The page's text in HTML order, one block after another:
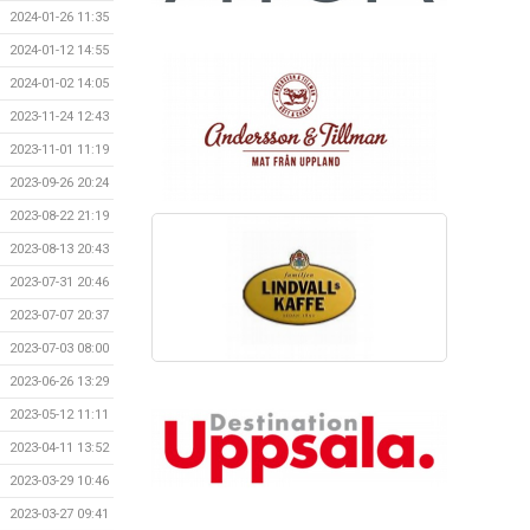
2024-01-26 11:35
2024-01-12 14:55
2024-01-02 14:05
2023-11-24 12:43
2023-11-01 11:19
2023-09-26 20:24
2023-08-22 21:19
2023-08-13 20:43
2023-07-31 20:46
2023-07-07 20:37
2023-07-03 08:00
2023-06-26 13:29
2023-05-12 11:11
2023-04-11 13:52
2023-03-29 10:46
2023-03-27 09:41